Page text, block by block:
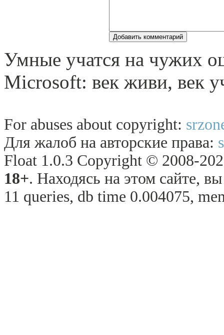
Умные учатся на чужих
Microsoft: век живи, век
For abuses about copyright:
Для жалоб на авторские права:
Float 1.0.3 Copyright © 2008-
18+. Находясь на этом сайте,
11 queries, db time 0.004075,